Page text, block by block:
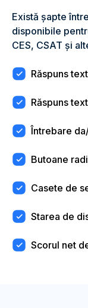
Există șapte
disponibile
CES, CSAT și
Răspuns
Răspuns
Întrebare
Butoane
Casete de
Starea de
Scorul net